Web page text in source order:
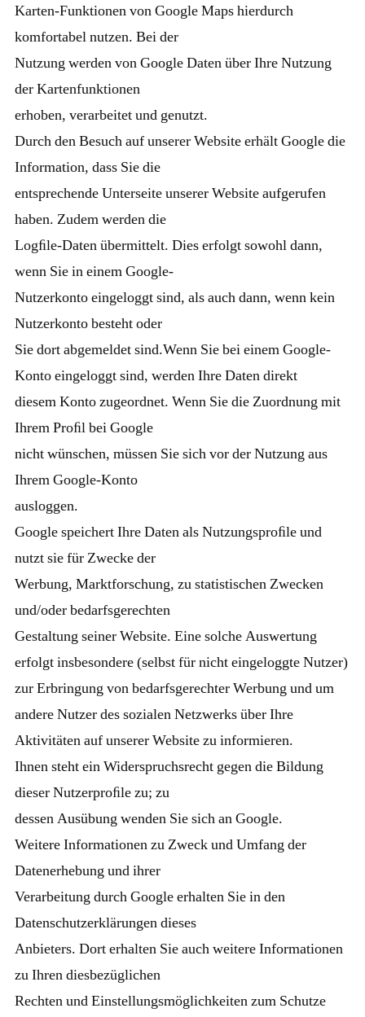
Karten-Funktionen von Google Maps hierdurch
komfortabel nutzen. Bei der
Nutzung werden von Google Daten über Ihre Nutzung
der Kartenfunktionen
erhoben, verarbeitet und genutzt.
Durch den Besuch auf unserer Website erhält Google die
Information, dass Sie die
entsprechende Unterseite unserer Website aufgerufen
haben. Zudem werden die
Logﬁle-Daten übermittelt. Dies erfolgt sowohl dann,
wenn Sie in einem Google-
Nutzerkonto eingeloggt sind, als auch dann, wenn kein
Nutzerkonto besteht oder
Sie dort abgemeldet sind.Wenn Sie bei einem Google-
Konto eingeloggt sind, werden Ihre Daten direkt
diesem Konto zugeordnet. Wenn Sie die Zuordnung mit
Ihrem Proﬁl bei Google
nicht wünschen, müssen Sie sich vor der Nutzung aus
Ihrem Google-Konto
ausloggen.
Google speichert Ihre Daten als Nutzungsproﬁle und
nutzt sie für Zwecke der
Werbung, Marktforschung, zu statistischen Zwecken
und/oder bedarfsgerechten
Gestaltung seiner Website. Eine solche Auswertung
erfolgt insbesondere (selbst für nicht eingeloggte Nutzer)
zur Erbringung von bedarfsgerechter Werbung und um
andere Nutzer des sozialen Netzwerks über Ihre
Aktivitäten auf unserer Website zu informieren.
Ihnen steht ein Widerspruchsrecht gegen die Bildung
dieser Nutzerproﬁle zu; zu
dessen Ausübung wenden Sie sich an Google.
Weitere Informationen zu Zweck und Umfang der
Datenerhebung und ihrer
Verarbeitung durch Google erhalten Sie in den
Datenschutzerklärungen dieses
Anbieters. Dort erhalten Sie auch weitere Informationen
zu Ihren diesbezüglichen
Rechten und Einstellungsmöglichkeiten zum Schutze